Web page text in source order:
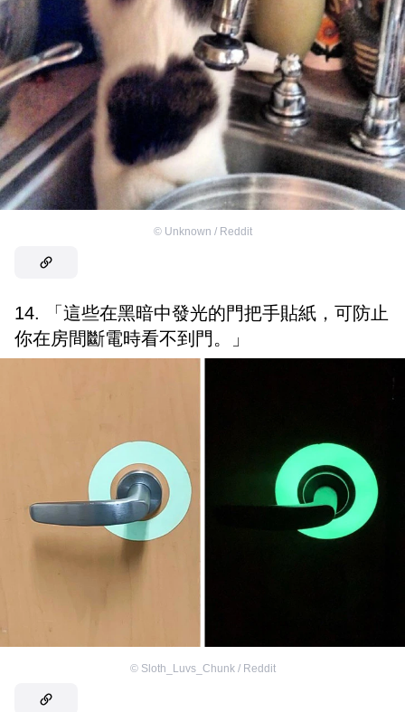
© Unknown / Reddit
14. 「這些在黑暗中發光的門把手貼紙，可防止
你在房間斷電時看不到門。」
© Sloth_Luvs_Chunk / Reddit